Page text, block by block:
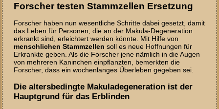
Forscher testen Stammzellen Ersetzung
Forscher haben nun wesentliche Schritte dabei gesetzt, damit
das Leben für Personen, die an der Makula-Degeneration
erkrankt sind, erleichtert werden könnte. Mit Hilfe von
menschlichen Stammzellen soll es neue Hoffnungen für
Erkrankte geben. Als die Forscher jene nämlich in die Augen
von mehreren Kaninchen einpflanzten, bemerkten die
Forscher, dass ein wochenlanges Überleben gegeben sei.
Die altersbedingte Makuladegeneration ist der
Hauptgrund für das Erblinden